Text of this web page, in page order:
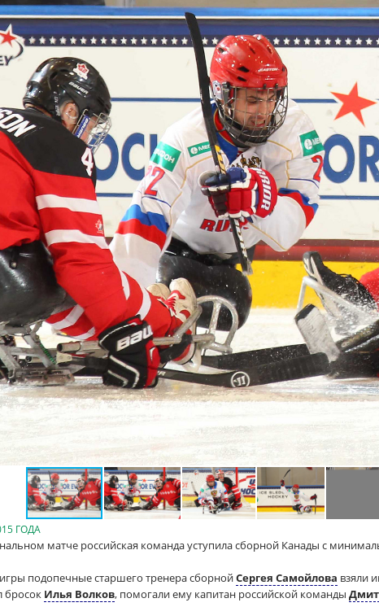
ГОДА
матче российская команда уступила сборной Канады с
подопечные старшего тренера сборнойСергея Самойлова взяли
бросок Илья Волков, помогали ему капитан российской команды